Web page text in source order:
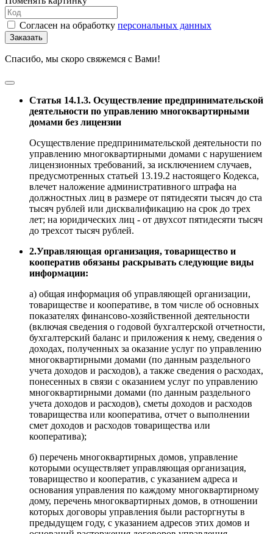
Согласен на обработку персональных данных
Заказать
Спасибо, мы скоро свяжемся с Вами!
Статья 14.1.3. Осуществление предпринимательской
деятельности по управлению многоквартирными
домами без лицензии
Осуществление предпринимательской деятельности по
управлению многоквартирными домами с нарушением
лицензионных требований, за исключением случаев,
предусмотренных статьей 13.19.2 настоящего Кодекса,
влечет наложение административного штрафа на
должностных лиц в размере от пятидесяти тысяч до ста
тысяч рублей или дисквалификацию на срок до трех
лет; на юридических лиц - от двухсот пятидесяти тысяч
до трехсот тысяч рублей.
2.Управляющая организация, товарищество и
кооператив обязаны раскрывать следующие виды
информации:
а) общая информация об управляющей организации,
товариществе и кооперативе, в том числе об основных
показателях финансово-хозяйственной деятельности
(включая сведения о годовой бухгалтерской отчетности,
бухгалтерский баланс и приложения к нему, сведения о
доходах, полученных за оказание услуг по управлению
многоквартирными домами (по данным раздельного
учета доходов и расходов), а также сведения о расходах,
понесенных в связи с оказанием услуг по управлению
многоквартирными домами (по данным раздельного
учета доходов и расходов), сметы доходов и расходов
товарищества или кооператива, отчет о выполнении
смет доходов и расходов товарищества или
кооператива);
б) перечень многоквартирных домов, управление
которыми осуществляет управляющая организация,
товарищество и кооператив, с указанием адреса и
основания управления по каждому многоквартирному
дому, перечень многоквартирных домов, в отношении
которых договоры управления были расторгнуты в
предыдущем году, с указанием адресов этих домов и